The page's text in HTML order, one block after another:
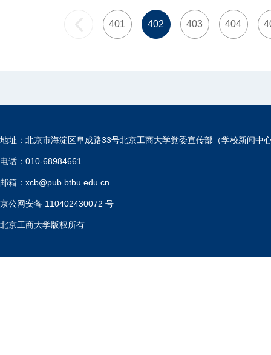
401 402 403 404
地址：北京市海淀区阜成路33号北京工商大学党委宣传部（学校新闻中
电话：010-68984661
邮箱：xcb@pub.btbu.edu.cn
京公网安备 110402430072 号
北京工商大学版权所有